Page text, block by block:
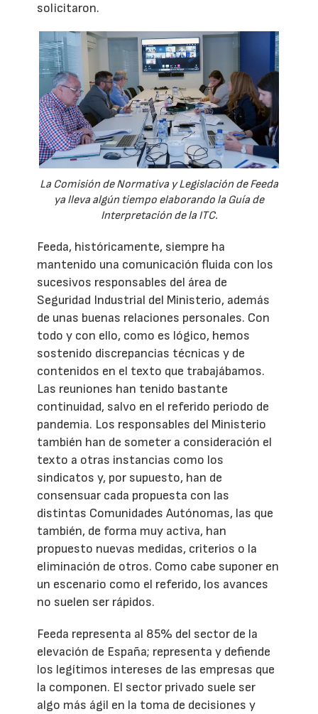
solicitaron.
La Comisión de Normativa y Legislación de Feeda
ya lleva algún tiempo elaborando la Guía de
Interpretación de la ITC.
Feeda, históricamente, siempre ha
mantenido una comunicación fluida con los
sucesivos responsables del área de
Seguridad Industrial del Ministerio, además
de unas buenas relaciones personales. Con
todo y con ello, como es lógico, hemos
sostenido discrepancias técnicas y de
contenidos en el texto que trabajábamos.
Las reuniones han tenido bastante
continuidad, salvo en el referido periodo de
pandemia. Los responsables del Ministerio
también han de someter a consideración el
texto a otras instancias como los
sindicatos y, por supuesto, han de
consensuar cada propuesta con las
distintas Comunidades Autónomas, las que
también, de forma muy activa, han
propuesto nuevas medidas, criterios o la
eliminación de otros. Como cabe suponer en
un escenario como el referido, los avances
no suelen ser rápidos.
Feeda representa al 85% del sector de la
elevación de España; representa y defiende
los legítimos intereses de las empresas que
la componen. El sector privado suele ser
algo más ágil en la toma de decisiones y